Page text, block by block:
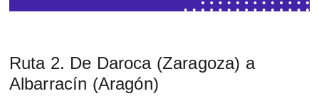
Ruta 2. De Daroca (Zaragoza) a
Albarracín (Aragón)